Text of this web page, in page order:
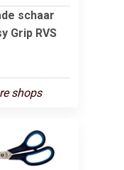
schaar
Grip RVS
shops